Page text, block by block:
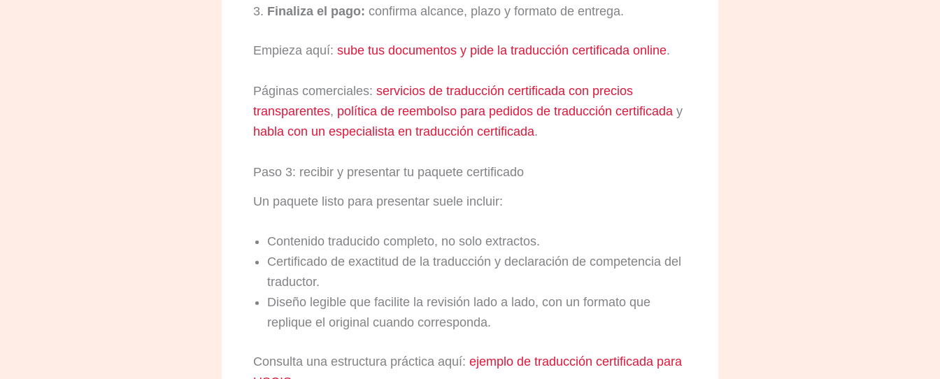
Finaliza el pago: confirma alcance, plazo y formato de entrega.
Empieza aquí: sube tus documentos y pide la traducción certificada online.
Páginas comerciales: servicios de traducción certificada con precios
transparentes, política de reembolso para pedidos de traducción certificada y
habla con un especialista en traducción certificada.
Paso 3: recibir y presentar tu paquete certificado
Un paquete listo para presentar suele incluir:
Contenido traducido completo, no solo extractos.
Certificado de exactitud de la traducción y declaración de competencia del
traductor.
Diseño legible que facilite la revisión lado a lado, con un formato que
replique el original cuando corresponda.
Consulta una estructura práctica aquí: ejemplo de traducción certificada para